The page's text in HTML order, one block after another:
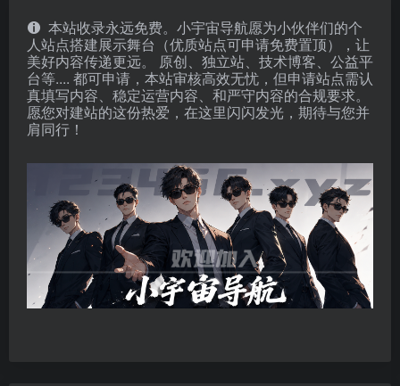
本站收录永远免费。小宇宙导航愿为小伙伴们的个
人站点搭建展示舞台（优质站点可申请免费置顶），让
美好内容传递更远。 原创、独立站、技术博客、公益平
台等.... 都可申请，本站审核高效无忧，但申请站点需认
真填写内容、稳定运营内容、和严守内容的合规要求。
愿您对建站的这份热爱，在这里闪闪发光，期待与您并
肩同行！